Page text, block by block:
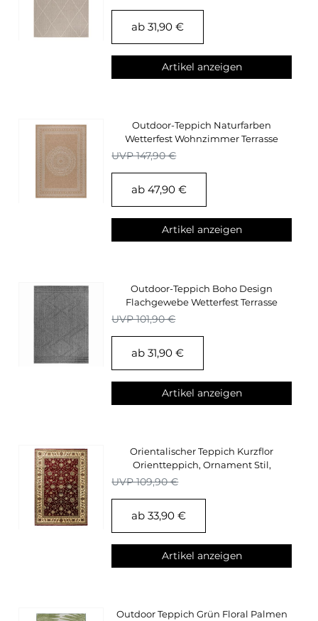
ab 31,90 €
Artikel anzeigen
Outdoor-Teppich Naturfarben
Wetterfest Wohnzimmer Terrasse
Balkon Küchenteppich
UVP 147,90 €
ab 47,90 €
Artikel anzeigen
Outdoor-Teppich Boho Design
Flachgewebe Wetterfest Terrasse
Küchen Teppich
UVP 101,90 €
ab 31,90 €
Artikel anzeigen
Orientalischer Teppich Kurzflor
Orientteppich, Ornament Stil,
Wohnzimmerteppich
UVP 109,90 €
ab 33,90 €
Artikel anzeigen
Outdoor Teppich Grün Floral Palmen